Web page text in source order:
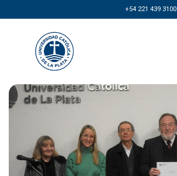
+54 221 439 3100